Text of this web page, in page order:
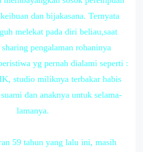
dan bijakasana. Ternyata
melekat pada diri beliau,saat
pengalaman rohaninya
yg pernah dialami seperti :
studio miliknya terbakar habis
dan anaknya untuk selama-
lamanya.
59 tahun yang lalu ini, masih